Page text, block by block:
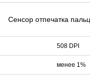
Сенсор отпечатка
508 DPI
менее 1%